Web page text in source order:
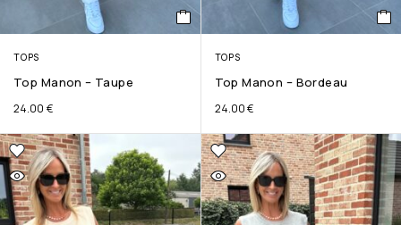
TOPS
Top Manon – Taupe
24.00 €
TOPS
Top Manon – Bordeau
24.00€